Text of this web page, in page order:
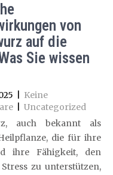
von
auf die
Sie wissen
Keine
Uncategorized
auch bekannt als
die für ihre
ihre Fähigkeit, den
zu unterstützen,